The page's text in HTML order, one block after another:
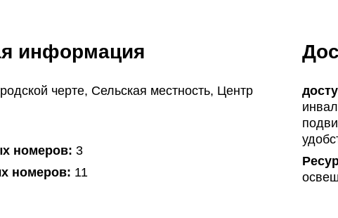
информация
черте, Сельская местность, Центр
номеров: 3
номеров: 11